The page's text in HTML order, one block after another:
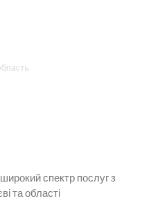
спектр послуг з
та області